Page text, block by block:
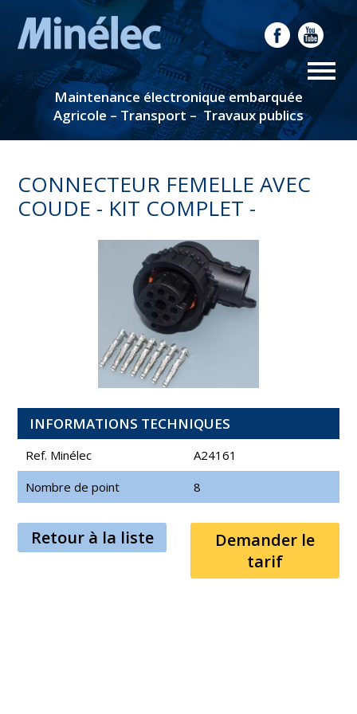
Maintenance électronique embarquée
Agricole – Transport – Travaux publics
CONNECTEUR FEMELLE AVEC
COUDE - KIT COMPLET -
INFORMATIONS TECHNIQUES
Ref. Minélec
A24161
Nombre de point
8
Retour à la liste
Demander le
tarif